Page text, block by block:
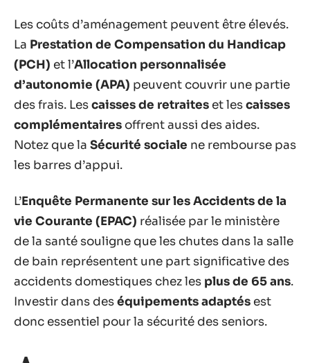
Les coûts d’aménagement peuvent être élevés.
La Prestation de Compensation du Handicap
(PCH) et l’Allocation personnalisée
d’autonomie (APA) peuvent couvrir une partie
des frais. Lescaisses de retraites et lescaisses
complémentaires offrent aussi des aides.
Notez que la Sécurité sociale ne rembourse pas
les barres d’appui.
L’Enquête Permanente sur les Accidents de la
vie Courante (EPAC) réalisée par le ministère
de la santé souligne que les chutes dans la salle
de bain représentent une part significative des
accidents domestiques chez les plus de 65 ans.
Investir dans deséquipements adaptés est
donc essentiel pour la sécurité des seniors.